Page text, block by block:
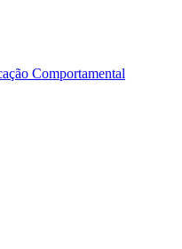
Comportamental